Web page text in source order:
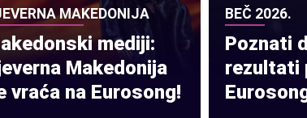
MAKEDONIJA
mediji:
Makedonija
vraća na Eurosong!
BEČ 2026.
Poznati
rezultati